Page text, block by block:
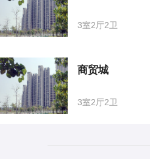
3室2厅2卫
商贸城
3室2厅2卫